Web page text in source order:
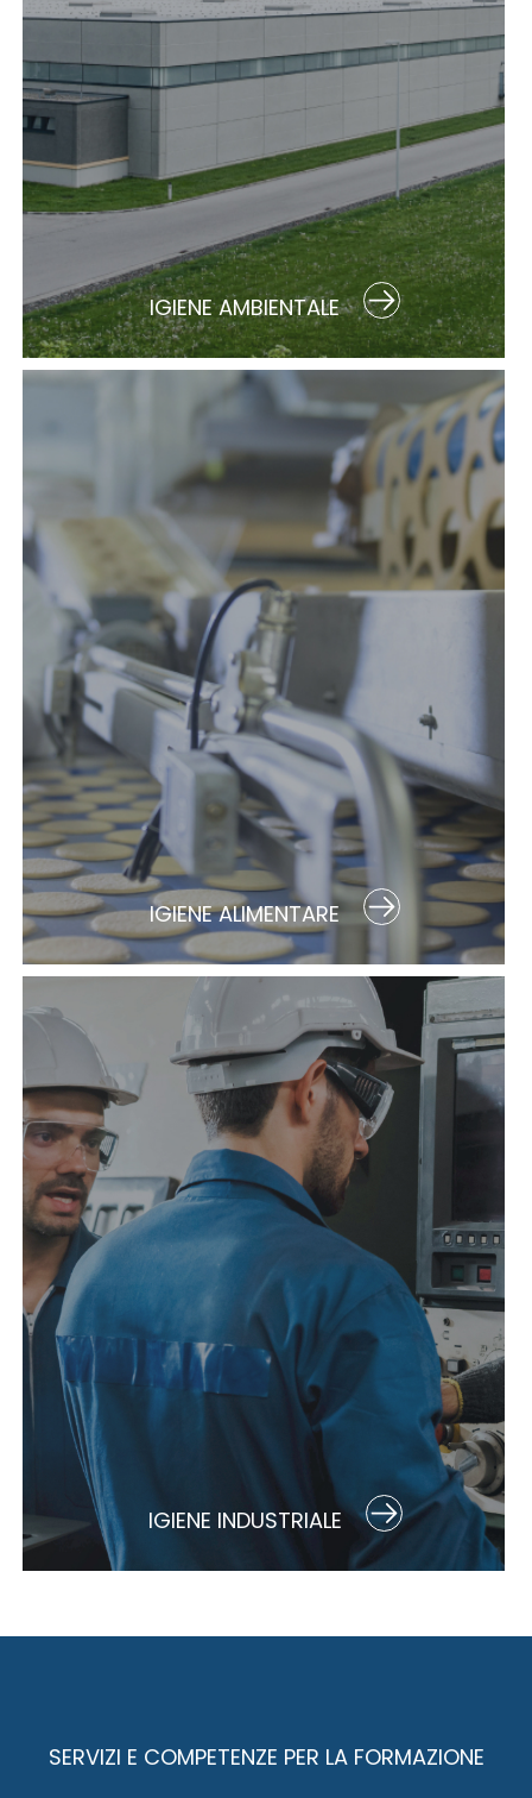
IGIENE AMBIENTALE
IGIENE ALIMENTARE
IGIENE INDUSTRIALE
SERVIZI E COMPETENZE PER LA FORMAZIONE